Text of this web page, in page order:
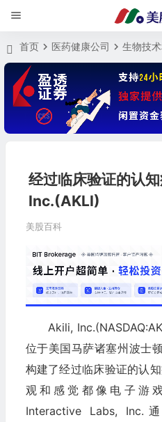
首页 医药健康公司 生物技
经过临床验证的认
Inc.(AKLI)
美股百科
Akili,
位于美国马萨诸塞州波士
构建了经过临床验证的认
观和感觉都像电子游
Interactive Labs, Inc.